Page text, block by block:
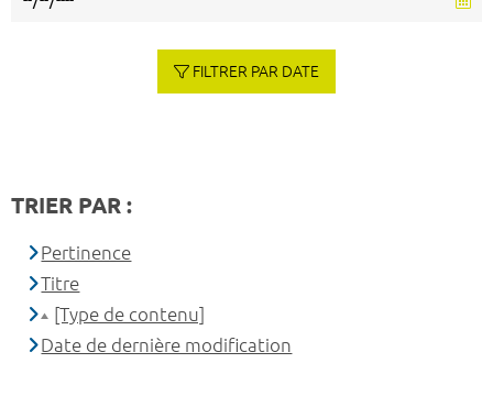
FILTRER PAR DATE
TRIER PAR :
Pertinence
Titre
[Type de contenu]
Date de dernière modification